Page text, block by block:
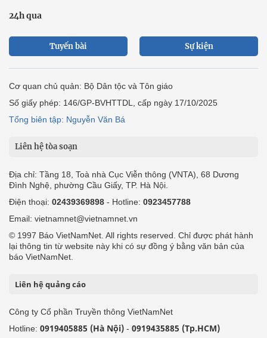
24h qua
Tuyến bài Sự kiện
Cơ quan chủ quản: Bộ Dân tộc và Tôn giáo
Số giấy phép: 146/GP-BVHTTDL, cấp ngày 17/10/2025
Tổng biên tập: Nguyễn Văn Bá
Liên hệ tòa soạn
Địa chỉ: Tầng 18, Toà nhà Cục Viễn thông (VNTA), 68 Dương
Đình Nghệ, phường Cầu Giấy, TP. Hà Nội.
Điện thoại: 02439369898 - Hotline: 0923457788
Email: vietnamnet@vietnamnet.vn
© 1997 Báo VietNamNet. All rights reserved. Chỉ được phát hành
lại thông tin từ website này khi có sự đồng ý bằng văn bản của
báo VietNamNet.
Liên hệ quảng cáo
Công ty Cổ phần Truyền thông VietNamNet
Hotline: 0919405885 (Hà Nội) - 0919435885 (Tp.HCM)